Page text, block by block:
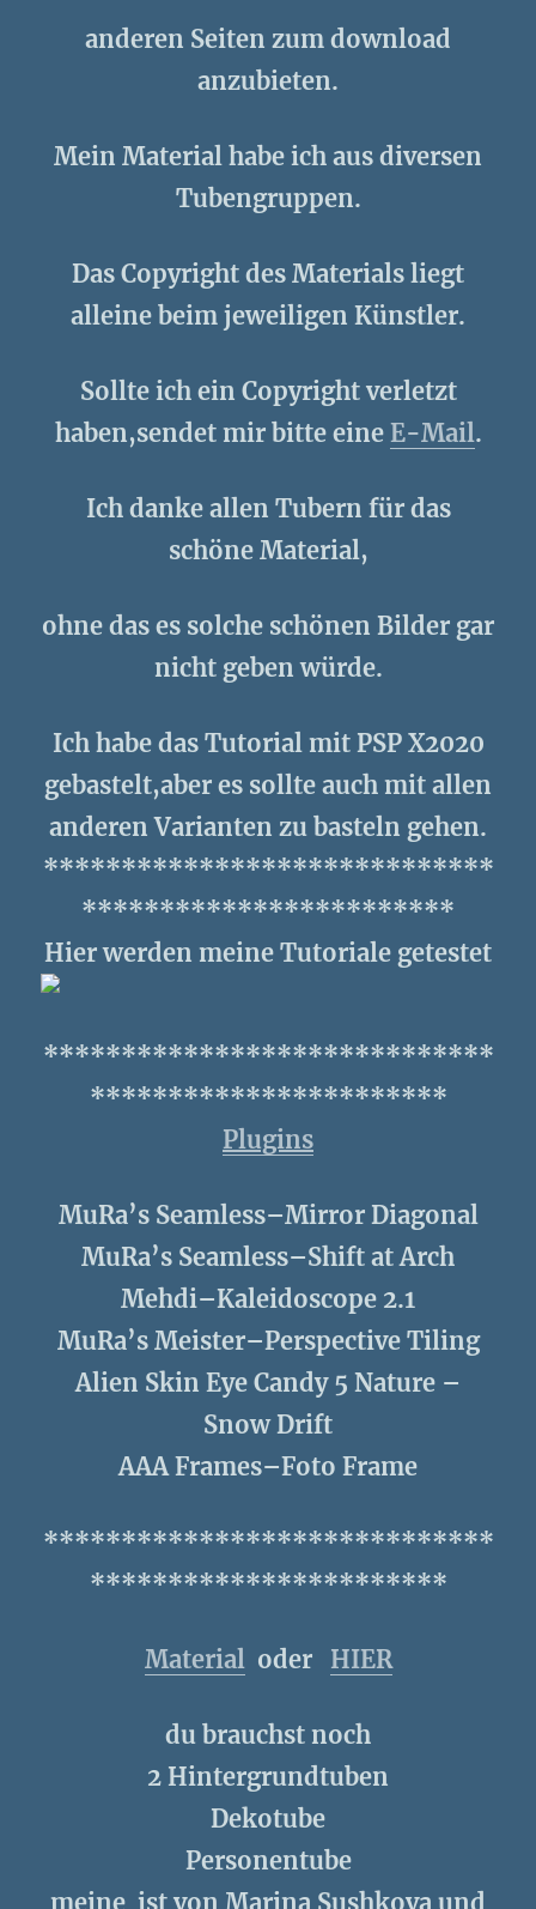
anderen Seiten zum download
anzubieten.
Mein Material habe ich aus diversen
Tubengruppen.
Das Copyright des Materials liegt
alleine beim jeweiligen Künstler.
Sollte ich ein Copyright verletzt
haben,sendet mir bitte eine E-Mail.
Ich danke allen Tubern für das
schöne Material,
ohne das es solche schönen Bilder gar
nicht geben würde.
Ich habe das Tutorial mit PSP X2020
gebastelt,aber es sollte auch mit allen
anderen Varianten zu basteln gehen.
*****************************
************************
Hier werden meine Tutoriale getestet
*****************************
***********************
Plugins
MuRa’s Seamless–Mirror Diagonal
MuRa’s Seamless–Shift at Arch
Mehdi–Kaleidoscope 2.1
MuRa’s Meister–Perspective Tiling
Alien Skin Eye Candy 5 Nature –
Snow Drift
AAA Frames–Foto Frame
*****************************
***********************
Material oder HIER
du brauchst noch
2 Hintergrundtuben
Dekotube
Personentube
meine ist von Marina Sushkova und